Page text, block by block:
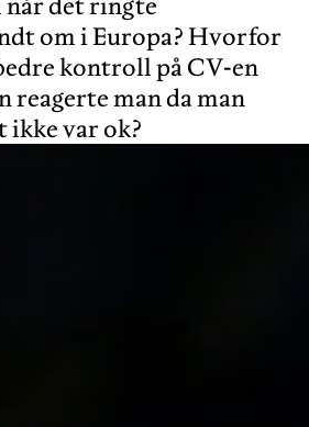
om i Europa? Hvorfor
kontroll på CV-en
reagerte man da man
ikke var ok?